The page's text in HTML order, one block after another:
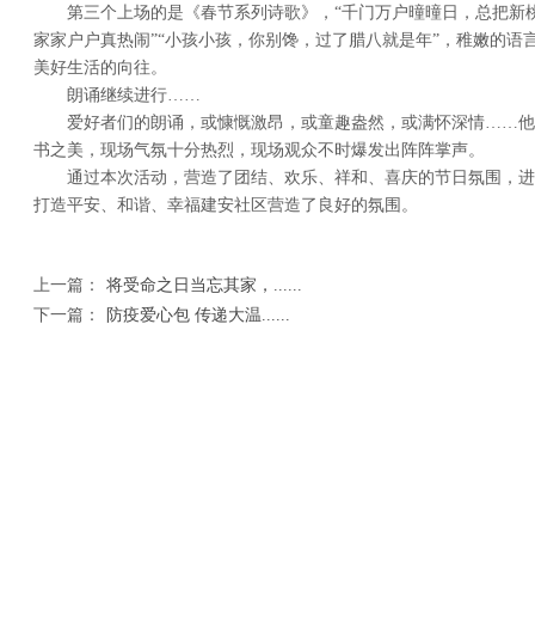
第三个上场的是《春节系列诗歌》，“千门万户曈曈日，总把新
家家户户真热闹”“小孩小孩，你别馋，过了腊八就是年”，稚嫩的语
美好生活的向往。
朗诵继续进行……
爱好者们的朗诵，或慷慨激昂，或童趣盎然，或满怀深情……他
书之美，现场气氛十分热烈，现场观众不时爆发出阵阵掌声。
通过本次活动，营造了团结、欢乐、祥和、喜庆的节日氛围，
打造平安、和谐、幸福建安社区营造了良好的氛围。
上一篇：
将受命之日当忘其家，......
下一篇：
防疫爱心包 传递大温......